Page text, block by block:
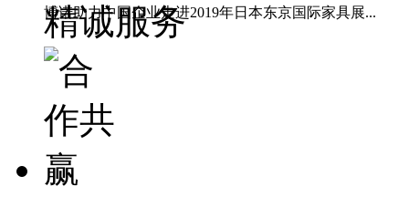
博诺助力中国企业走进2019年日本东京国际家具展...
精诚服务